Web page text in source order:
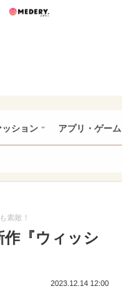
うまい肉
ッション アプリ・ゲーム
素敵！
作『ウィッシ
2023.12.14 12:00